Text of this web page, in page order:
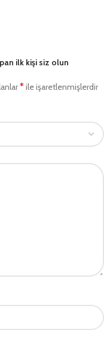
ilk kişi siz olun
*ile işaretlenmişlerdir